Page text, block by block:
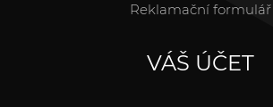
Reklamační formulář
VÁŠ ÚČET